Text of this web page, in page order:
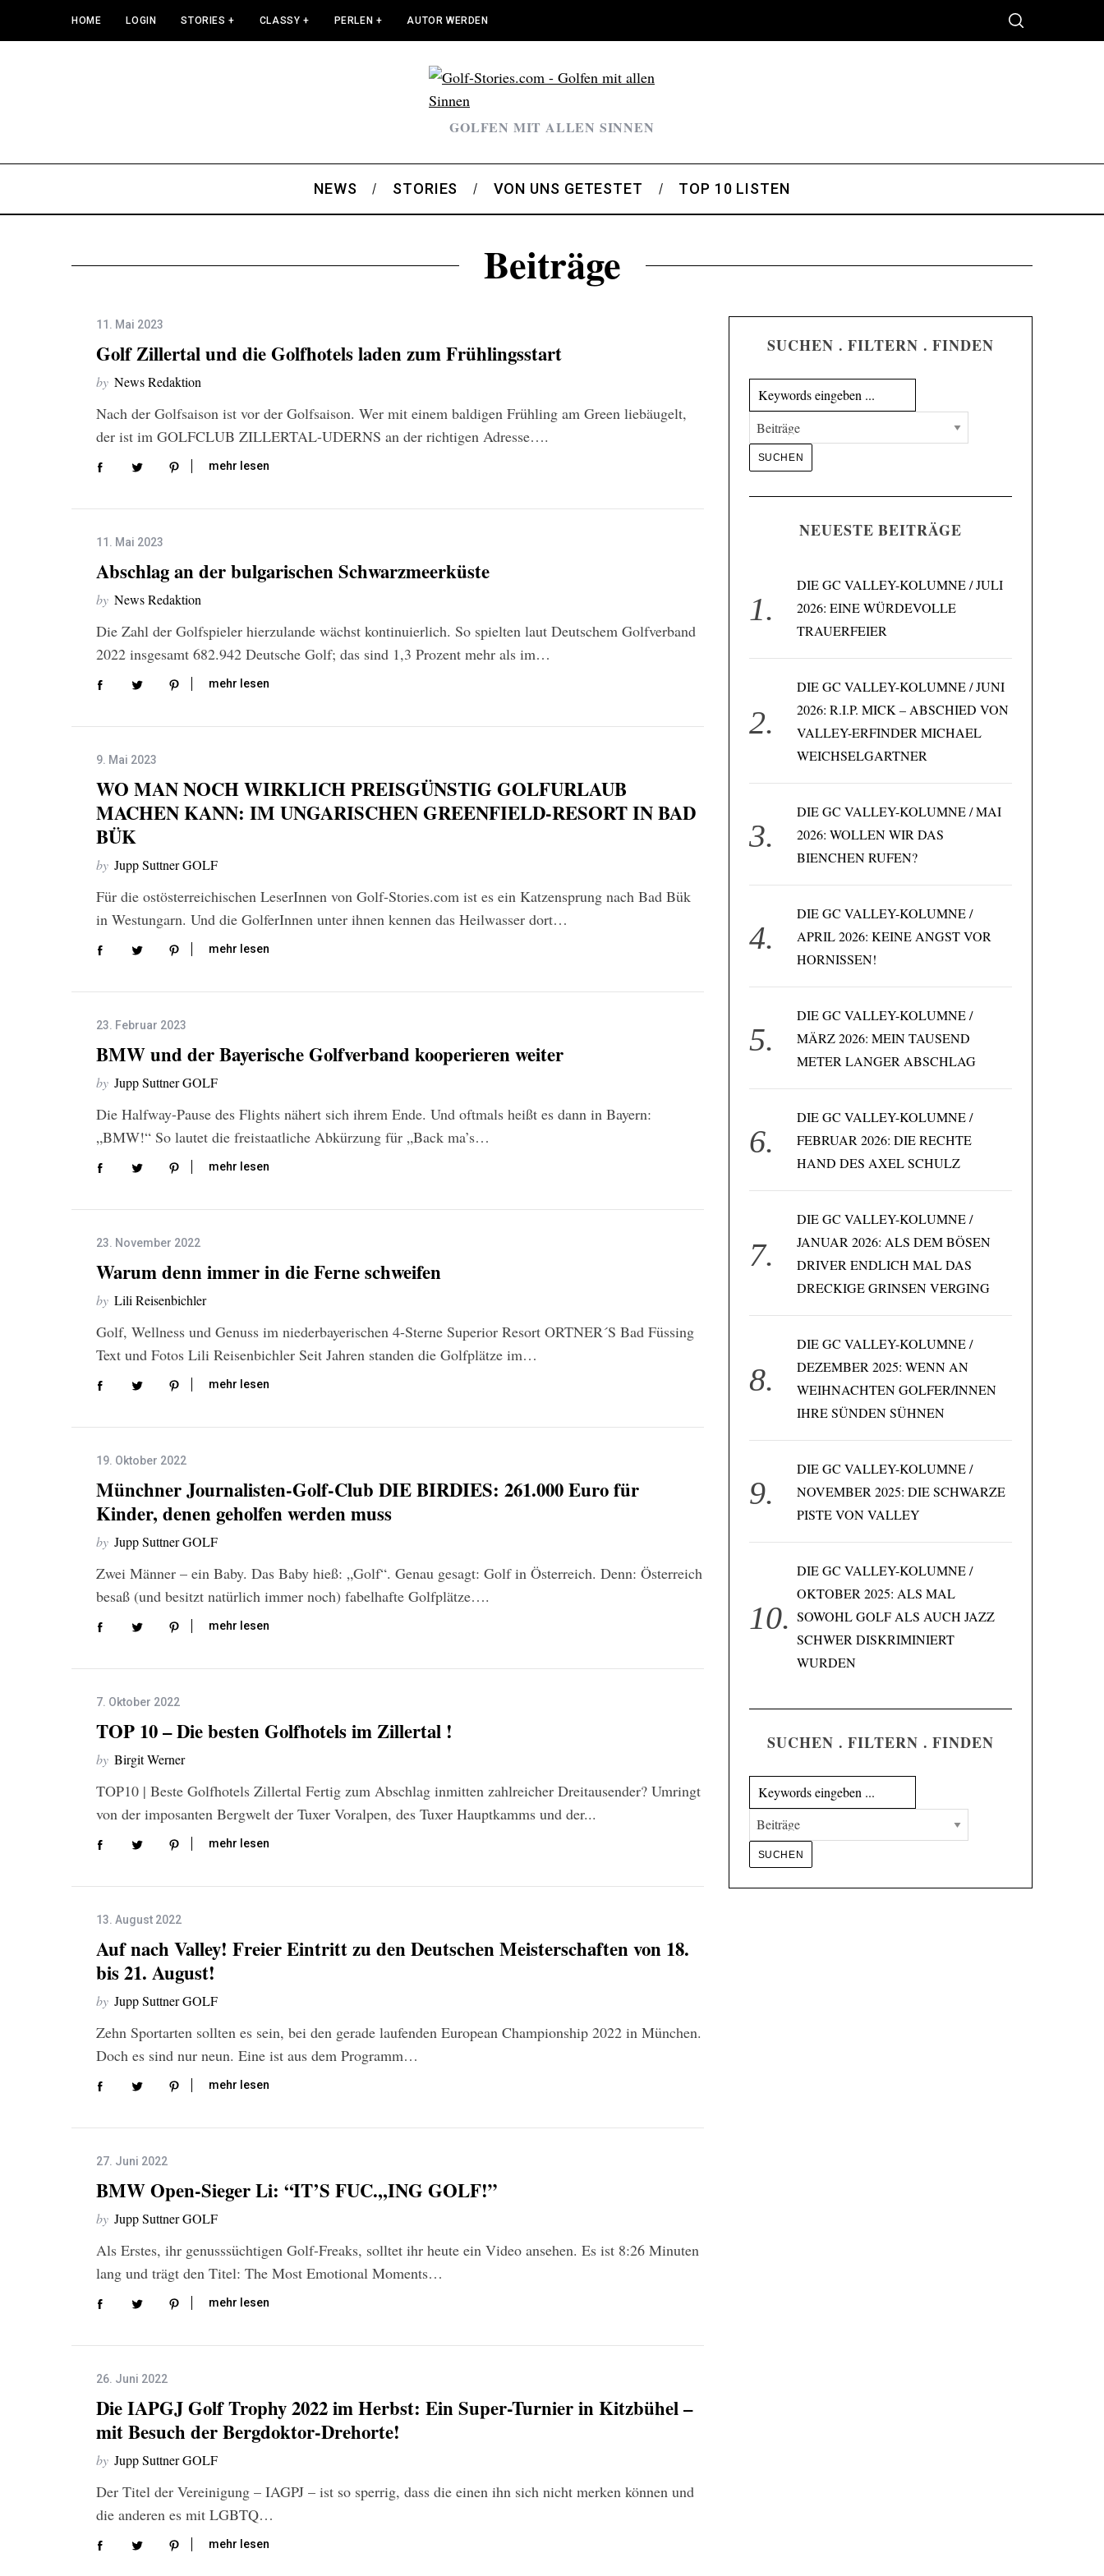
HOME LOGIN STORIES + CLASSY + PERLEN + AUTOR WERDEN
GOLFEN MIT ALLEN SINNEN
NEWS STORIES VON UNS GETESTET TOP 10 LISTEN
Beiträge
11. Mai 2023
Golf Zillertal und die Golfhotels laden zum Frühlingsstart
by News Redaktion
Nach der Golfsaison ist vor der Golfsaison. Wer mit einem baldigen Frühling am Green liebäugelt,
der ist im GOLFCLUB ZILLERTAL-UDERNS an der richtigen Adresse….
mehr lesen
11. Mai 2023
Abschlag an der bulgarischen Schwarzmeerküste
by News Redaktion
Die Zahl der Golfspieler hierzulande wächst kontinuierlich. So spielten laut Deutschem Golfverband
2022 insgesamt 682.942 Deutsche Golf; das sind 1,3 Prozent mehr als im…
mehr lesen
9. Mai 2023
WO MAN NOCH WIRKLICH PREISGÜNSTIG GOLFURLAUB
MACHEN KANN: IM UNGARISCHEN GREENFIELD-RESORT IN BAD
BÜK
by Jupp Suttner GOLF
Für die ostösterreichischen LeserInnen von Golf-Stories.com ist es ein Katzensprung nach Bad Bük
in Westungarn. Und die GolferInnen unter ihnen kennen das Heilwasser dort…
mehr lesen
23. Februar 2023
BMW und der Bayerische Golfverband kooperieren weiter
by Jupp Suttner GOLF
Die Halfway-Pause des Flights nähert sich ihrem Ende. Und oftmals heißt es dann in Bayern:
„BMW!“ So lautet die freistaatliche Abkürzung für „Back ma’s…
mehr lesen
23. November 2022
Warum denn immer in die Ferne schweifen
by Lili Reisenbichler
Golf, Wellness und Genuss im niederbayerischen 4-Sterne Superior Resort ORTNER´S Bad Füssing
Text und Fotos Lili Reisenbichler Seit Jahren standen die Golfplätze im…
mehr lesen
19. Oktober 2022
Münchner Journalisten-Golf-Club DIE BIRDIES: 261.000 Euro für
Kinder, denen geholfen werden muss
by Jupp Suttner GOLF
Zwei Männer – ein Baby. Das Baby hieß: „Golf“. Genau gesagt: Golf in Österreich. Denn: Österreich
besaß (und besitzt natürlich immer noch) fabelhafte Golfplätze….
mehr lesen
7. Oktober 2022
TOP 10 – Die besten Golfhotels im Zillertal !
by Birgit Werner
TOP10 | Beste Golfhotels Zillertal Fertig zum Abschlag inmitten zahlreicher Dreitausender? Umringt
von der imposanten Bergwelt der Tuxer Voralpen, des Tuxer Hauptkamms und der...
mehr lesen
13. August 2022
Auf nach Valley! Freier Eintritt zu den Deutschen Meisterschaften von 18.
bis 21. August!
by Jupp Suttner GOLF
Zehn Sportarten sollten es sein, bei den gerade laufenden European Championship 2022 in München.
Doch es sind nur neun. Eine ist aus dem Programm…
mehr lesen
27. Juni 2022
BMW Open-Sieger Li: “IT’S FUC.,,ING GOLF!”
by Jupp Suttner GOLF
Als Erstes, ihr genusssüchtigen Golf-Freaks, solltet ihr heute ein Video ansehen. Es ist 8:26 Minuten
lang und trägt den Titel: The Most Emotional Moments…
mehr lesen
26. Juni 2022
Die IAPGJ Golf Trophy 2022 im Herbst: Ein Super-Turnier in Kitzbühel –
mit Besuch der Bergdoktor-Drehorte!
by Jupp Suttner GOLF
Der Titel der Vereinigung – IAGPJ – ist so sperrig, dass die einen ihn sich nicht merken können und
die anderen es mit LGBTQ…
mehr lesen
SUCHEN . FILTERN . FINDEN
NEUESTE BEITRÄGE
DIE GC VALLEY-KOLUMNE / JULI
2026: EINE WÜRDEVOLLE
TRAUERFEIER
DIE GC VALLEY-KOLUMNE / JUNI
2026: R.I.P. MICK – ABSCHIED VON
VALLEY-ERFINDER MICHAEL
WEICHSELGARTNER
DIE GC VALLEY-KOLUMNE / MAI
2026: WOLLEN WIR DAS
BIENCHEN RUFEN?
DIE GC VALLEY-KOLUMNE /
APRIL 2026: KEINE ANGST VOR
HORNISSEN!
DIE GC VALLEY-KOLUMNE /
MÄRZ 2026: MEIN TAUSEND
METER LANGER ABSCHLAG
DIE GC VALLEY-KOLUMNE /
FEBRUAR 2026: DIE RECHTE
HAND DES AXEL SCHULZ
DIE GC VALLEY-KOLUMNE /
JANUAR 2026: ALS DEM BÖSEN
DRIVER ENDLICH MAL DAS
DRECKIGE GRINSEN VERGING
DIE GC VALLEY-KOLUMNE /
DEZEMBER 2025: WENN AN
WEIHNACHTEN GOLFER/INNEN
IHRE SÜNDEN SÜHNEN
DIE GC VALLEY-KOLUMNE /
NOVEMBER 2025: DIE SCHWARZE
PISTE VON VALLEY
DIE GC VALLEY-KOLUMNE /
OKTOBER 2025: ALS MAL
SOWOHL GOLF ALS AUCH JAZZ
SCHWER DISKRIMINIERT
WURDEN
SUCHEN . FILTERN . FINDEN
e
a
c
f
r